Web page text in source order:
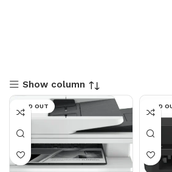
Show column
SOLD OUT SOLD